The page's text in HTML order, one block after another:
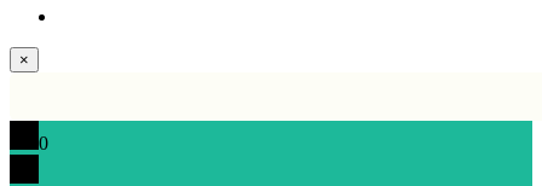
×
0